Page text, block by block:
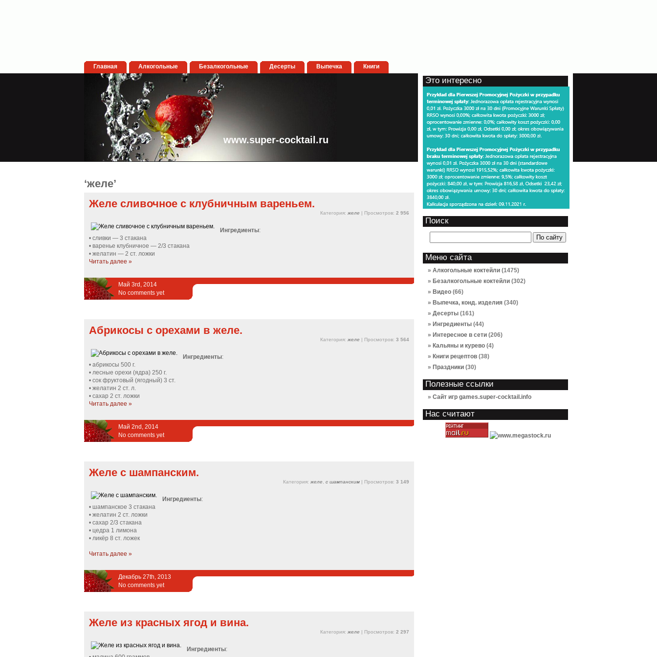
Главная Алкогольные Безалкогольные Десерты Выпечка Книги
www.super-cocktail.ru
‘желе’
Желе сливочное с клубничным вареньем.
Категория: желе | Просмотров: 2 956
Ингредиенты:
• сливки — 3 стакана
• варенье клубничное — 2/3 стакана
• желатин — 2 ст. ложки
Читать далее »
Май 3rd, 2014
No comments yet
Абрикосы с орехами в желе.
Категория: желе | Просмотров: 3 564
Ингредиенты:
• абрикосы 500 г.
• лесные орехи (ядра) 250 г.
• сок фруктовый (ягодный) 3 ст.
• желатин 2 ст. л.
• сахар 2 ст. ложки
Читать далее »
Май 2nd, 2014
No comments yet
Желе с шампанским.
Категория: желе с шампанским | Просмотров: 3 149
Ингредиенты:
• шампанское 3 стакана
• желатин 2 ст. ложки
• сахар 2/3 стакана
• цедра 1 лимона
• ликёр 8 ст. ложек
Читать далее »
Декабрь 27th, 2013
No comments yet
Желе из красных ягод и вина.
Категория: желе | Просмотров: 2 297
Ингредиенты:
Это интересно
Поиск
Меню сайта
Алкогольные коктейли (1475)
Безалкогольные коктейли (302)
Видео (66)
Выпечка, конд. изделия (340)
Десерты (161)
Ингредиенты (44)
Интересное в сети (206)
Кальяны и курево (4)
Книги рецептов (38)
Праздники (30)
Полезные ссылки
Сайт игр games.super-cocktail.info
Нас считают